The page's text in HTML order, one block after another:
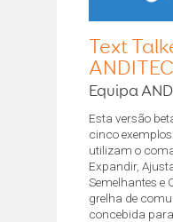
Text
ANDITEC
Equipa
Esta versão
cinco
utilizam o
Expandir,
Semelhantes e
grelha de
concebida para